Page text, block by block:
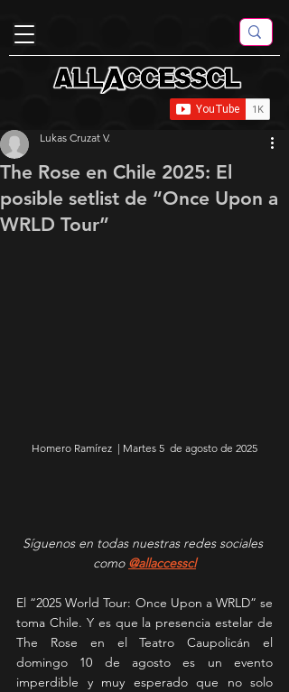
The Rose en Chile 2025: El
posible setlist de “Once Upon a
WRLD Tour”
Lukas Cruzat V.
Homero Ramírez  | Martes 5  de agosto de 2025
Síguenos en todas nuestras redes sociales
como @allaccesscl
El “2025 World Tour: Once Upon a WRLD” se
toma Chile. Y es que la presencia estelar de
The Rose en el Teatro Caupolicán el
domingo 10 de agosto es un evento
imperdible y muy esperado que no solo